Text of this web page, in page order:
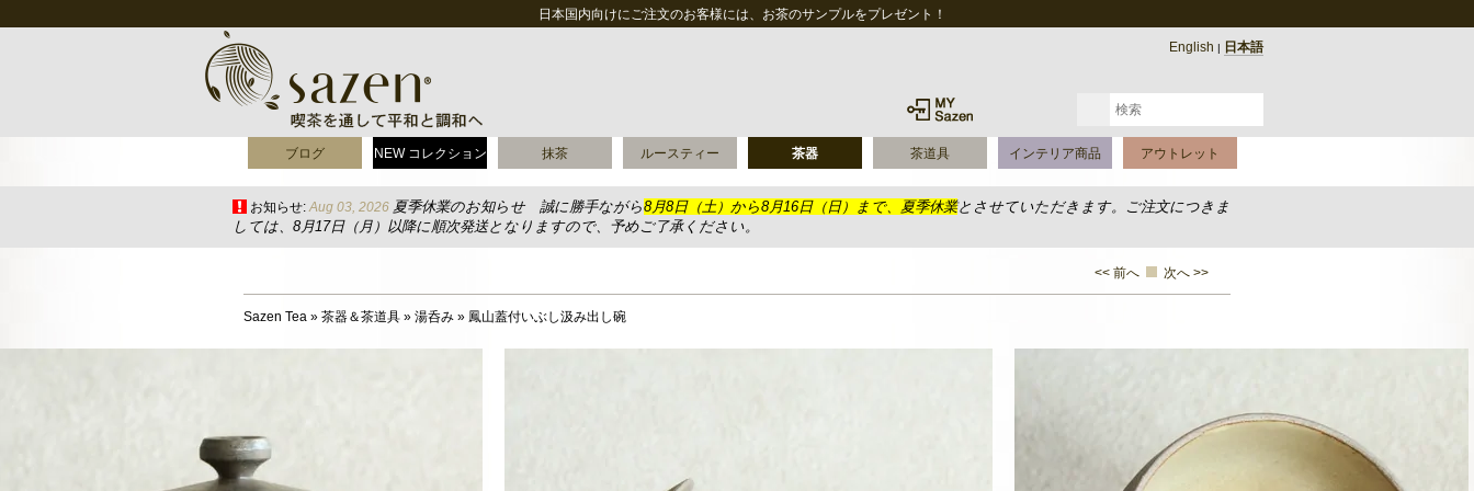
日本国内向けにご注文のお客様には、お茶のサンプルをプレゼント！
English | 日本語
ブログ NEW コレクション 抹茶 ルースティー 茶器 茶道具 インテリア商品 アウトレット
お知らせ: Aug 03, 2026 夏季休業のお知らせ 誠に勝手ながら8月8日（土）から8月16日（日）まで、夏季休業とさせていただきます。ご注文につきま
しては、8月17日（月）以降に順次発送となりますので、予めご了承ください。
<< 前へ 次へ >>
Sazen Tea » 茶器＆茶道具 » 湯呑み » 鳳山蓋付いぶし汲み出し碗